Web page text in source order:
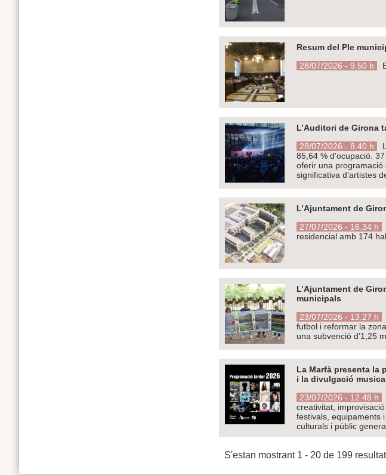
Resum del Ple
28/07/2026 - 9.50 h
L’Auditori de Girona
28/07/2026 - 8.40 h
85,64 % d'ocupació.
oferir una programació
significativa d’artistes
L’Ajuntament de
27/07/2026 - 16.34 h
residencial amb 174
L’Ajuntament de
municipals
23/07/2026 - 13.27 h
futbol i reformar la
una subvenció d’1,25
La Marfà presenta la
i la divulgació
23/07/2026 - 12.48 h
creativitat,
festivals, equipaments
culturals i públic
S'estan mostrant 1 - 20 de 199